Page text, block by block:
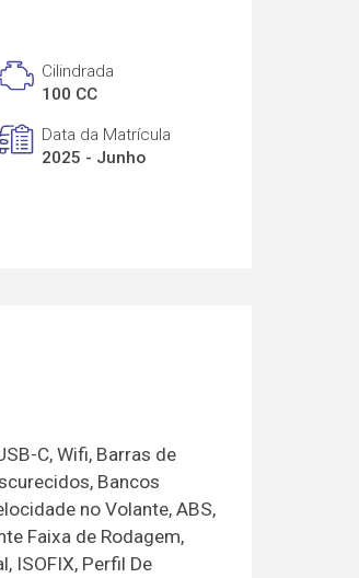
Cilindrada
100 CC
Data da Matrícula
2025 - Junho
C, Wifi, Barras de
Bancos
no Volante, ABS,
Faixa de Rodagem,
ISOFIX, Perfil De